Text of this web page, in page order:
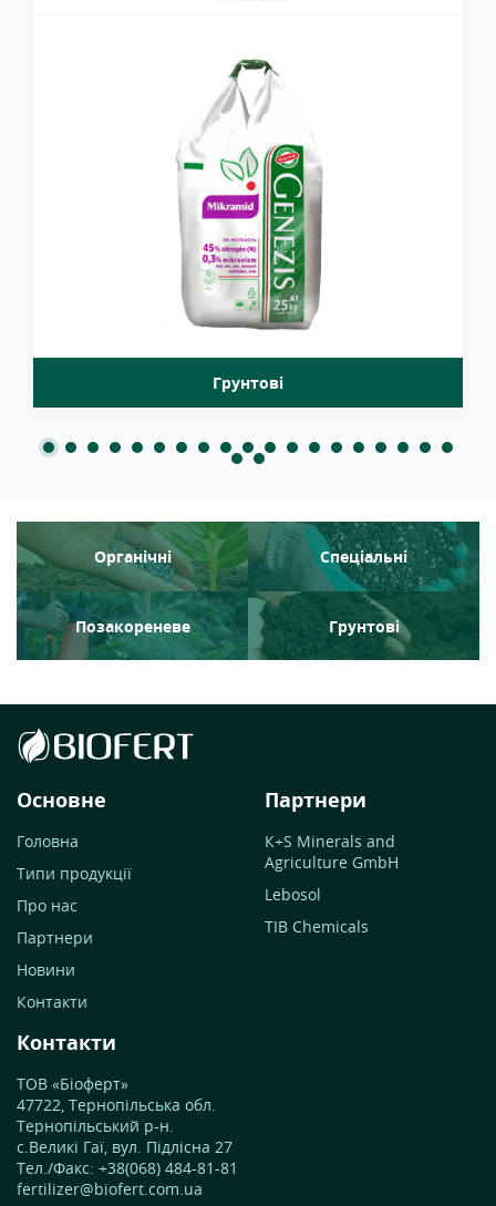
Грунтові
Азотне добриво з мікроелементами
Органічні Спеціальні
Позакореневе Грунтові
Основне
Головна
Типи продукції
Про нас
Партнери
Новини
Контакти
Партнери
К+S Minerals and
Agriculture GmbH
Lebosol
TIB Chemicals
Контакти
ТОВ «Біоферт»
47722, Тернопільська обл.
Тернопільський р-н.
с.Великі Гаї, вул. Підлісна 27
Тел./Факс: +38(068) 484-81-81
fertilizer@biofert.com.ua